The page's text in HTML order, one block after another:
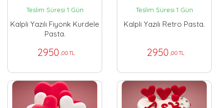
Teslim Süresi 1 Gün
Kalpli Yazılı Fiyonk Kurdele
Pasta.
2950 ,00 TL
Teslim Süresi 1 Gün
Kalpli Yazılı Retro Pasta.
2950 ,00 TL